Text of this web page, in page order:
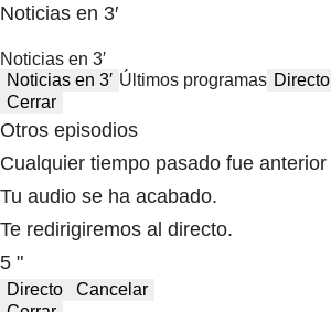
Noticias en 3′
Noticias en 3′
Noticias en 3′ Últimos programas Directo
Cerrar
Otros episodios
Cualquier tiempo pasado fue anterior
Tu audio se ha acabado.
Te redirigiremos al directo.
5 "
Directo
Cancelar